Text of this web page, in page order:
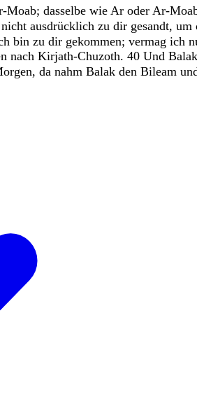
Moab; dasselbe wie Ar oder Ar-
nicht ausdrücklich zu dir gesandt, um
bin zu dir gekommen; vermag ich
nach Kirjath-Chuzoth. 40 Und Balak
, da nahm Balak den Bileam